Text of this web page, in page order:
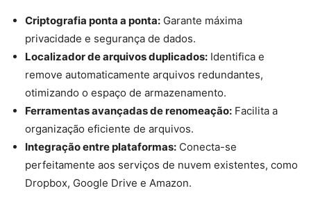
Criptografia ponta a ponta: Garante máxima
privacidade e segurança de dados.
Localizador de arquivos duplicados: Identifica e
remove automaticamente arquivos redundantes,
otimizando o espaço de armazenamento.
Ferramentas avançadas de renomeação: Facilita a
organização eficiente de arquivos.
Integração entre plataformas: Conecta-se
perfeitamente aos serviços de nuvem existentes, como
Dropbox, Google Drive e Amazon.